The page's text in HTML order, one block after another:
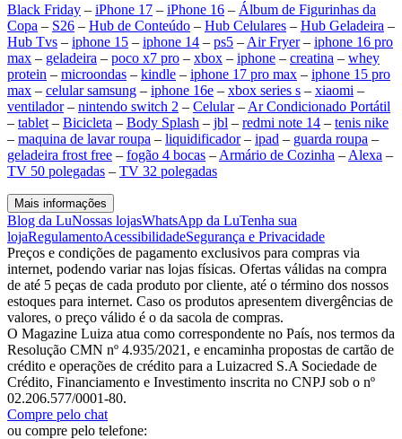
Black Friday – iPhone 17 – iPhone 16 – Álbum de Figurinhas da
Copa – S26 – Hub de Conteúdo – Hub Celulares – Hub Geladeira –
Hub Tvs – iphone 15 – iphone 14 – ps5 – Air Fryer– iphone 16 pro
max – geladeira – poco x7 pro – xbox – iphone – creatina – whey
protein – microondas – kindle – iphone 17 pro max – iphone 15 pro
max – celular samsung – iphone 16e – xbox series s – xiaomi –
ventilador– nintendo switch 2 – Celular– Ar Condicionado Portátil
– tablet – Bicicleta – Body Splash – jbl – redmi note 14 – tenis nike
– maquina de lavar roupa – liquidificador– ipad – guarda roupa –
geladeira frost free – fogão 4 bocas – Armário de Cozinha – Alexa –
TV 50 polegadas – TV 32 polegadas
Mais informações
Blog da LuNossas lojasWhatsApp da LuTenha sua
lojaRegulamentoAcessibilidadeSegurança e Privacidade
Preços e condições de pagamento exclusivos para compras via
internet, podendo variar nas lojas físicas. Ofertas válidas na compra
de até 5 peças de cada produto por cliente, até o término dos nossos
estoques para internet. Caso os produtos apresentem divergências de
valores, o preço válido é o da sacola de compras.
O Magazine Luiza atua como correspondente no País, nos termos da
Resolução CMN nº 4.935/2021, e encaminha propostas de cartão de
crédito e operações de crédito para a Luizacred S.A Sociedade de
Crédito, Financiamento e Investimento inscrita no CNPJ sob o nº
02.206.577/0001-80.
Compre pelo chat
ou compre pelo telefone: